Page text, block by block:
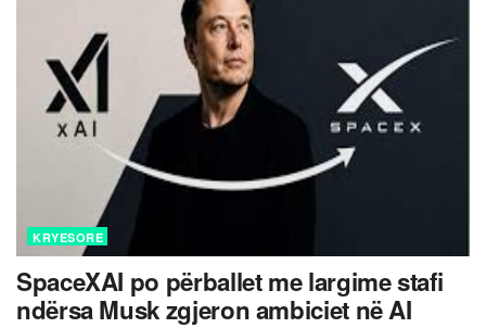
KRYESORE
SpaceXAI po përballet me largime stafi
ndërsa Musk zgjeron ambiciet në AI